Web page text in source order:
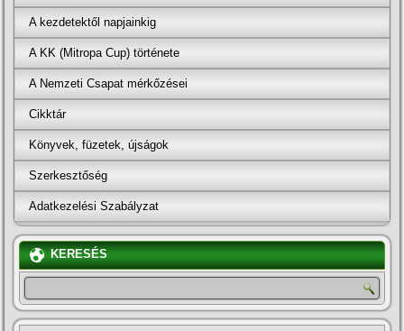
A kezdetektől napjainkig
A KK (Mitropa Cup) története
A Nemzeti Csapat mérkőzései
Cikktár
Könyvek, füzetek, újságok
Szerkesztőség
Adatkezelési Szabályzat
KERESÉS